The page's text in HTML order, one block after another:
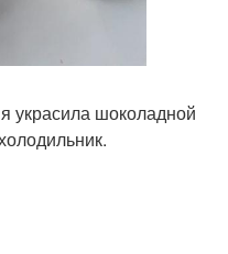
украсила шоколадной